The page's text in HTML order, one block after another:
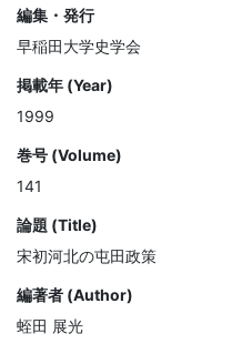
編集・発行
早稲田大学史学会
掲載年 (Year)
1999
巻号 (Volume)
141
論題 (Title)
宋初河北の屯田政策
編著者 (Author)
蛭田 展光